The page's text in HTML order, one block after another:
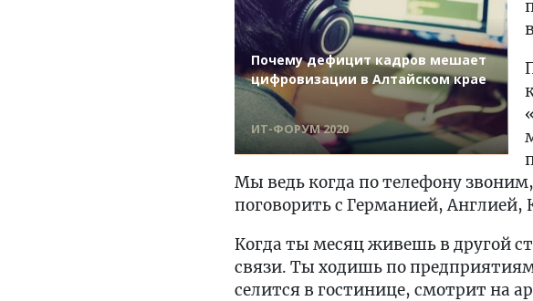
Почему дефицит кадров мешает
цифровизации в Алтайском крае
ИТ-ФОРУМ 2020
Мы ведь когда по телефону
поговорить с Германией, Англией,
Когда ты месяц живешь в другой
связи. Ты ходишь по
селится в гостинице, смотрит на